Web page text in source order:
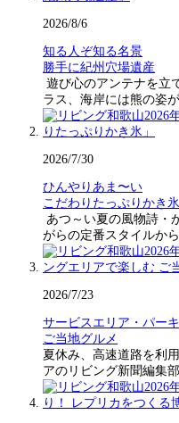
2026/8/6
知る人ぞ知る名景
勝手に紀州穴場遺産
遊び心のアンテナを立
ラス、海岸には熊の姿
2026/7/30
ひんやりあま〜い
こだわりたっぷりかき氷
あつ～い夏の風物詩・
がらの定番スタイルか
2026/7/23
サービスエリア・パー
ご当地グルメ
夏休み、高速道路を利
アのリビング新聞編集